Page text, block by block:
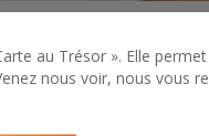
au Trésor ». Elle
nous voir, nous vous